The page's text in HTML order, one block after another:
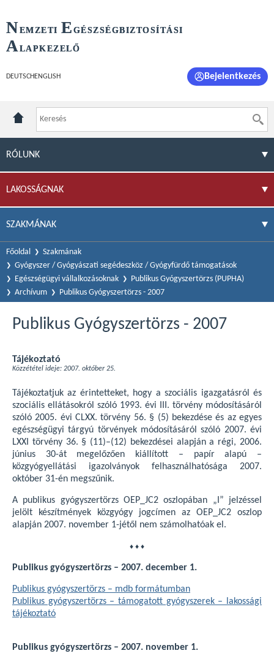
NEMZETI E GÉSZSÉGBIZTOSÍTÁSI
ALAPKEZELŐ
DEUTSCH ENGLISH Bejelentkezés
RÓLUNK
LAKOSSÁGNAK
SZAKMÁNAK
Főoldal
Szakmának
Gyógyszer / Gyógyászati segédeszköz / Gyógyfürdő támogatások
Egészségügyi vállalkozásoknak
Publikus Gyógyszertörzs (PUPHA)
Archívum
Publikus Gyógyszertörzs - 2007
Publikus Gyógyszertörzs - 2007
Tájékoztató
Közzététel ideje: 2007. október 25.
Tájékoztatjuk az érintetteket, hogy a szociális igazgatásról és
szociális ellátásokról szóló 1993. évi III. törvény módosításáról
szóló 2005. évi CLXX. törvény 56. § (5) bekezdése és az egyes
egészségügyi tárgyú törvények módosításáról szóló 2007. évi
LXXI törvény 36. § (11)–(12) bekezdései alapján a régi, 2006.
június 30-át megelőzően kiállított – papír alapú –
közgyógyellátási igazolványok felhasználhatósága 2007.
október 31-én megszűnik.
A publikus gyógyszertörzs OEP_JC2 oszlopában „I” jelzéssel
jelölt készítmények közgyógy jogcímen az OEP_JC2 oszlop
alapján 2007. november 1-jétől nem számolhatóak el.
♦ ♦ ♦
Publikus gyógyszertörzs – 2007. december 1.
Publikus gyógyszertörzs – mdb formátumban
Publikus gyógyszertörzs – támogatott gyógyszerek – lakossági
tájékoztató
Publikus gyógyszertörzs – 2007. november 1.